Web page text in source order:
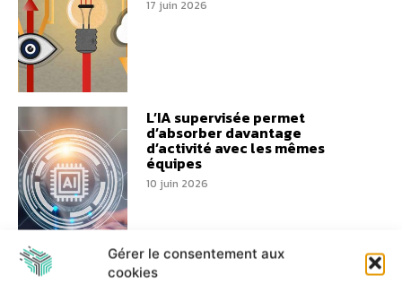
Gérer le consentement aux
cookies
17 juin 2026
L’IA supervisée permet
d’absorber davantage
d’activité avec les mêmes
équipes
10 juin 2026